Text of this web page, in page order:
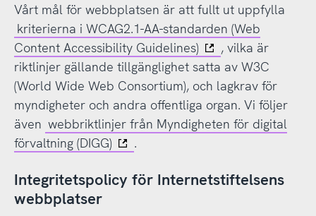
Vårt mål för webbplatsen är att fullt ut uppfylla
kriterierna i WCAG2.1-AA-standarden (Web
Content Accessibility Guidelines)
, vilka är
riktlinjer gällande tillgänglighet satta av W3C
(World Wide Web Consortium), och lagkrav för
myndigheter och andra offentliga organ. Vi följer
även webbriktlinjer från Myndigheten för digital
förvaltning (DIGG)
.
Integritetspolicy för Internetstiftelsens
webbplatser